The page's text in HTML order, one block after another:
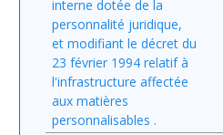
interne dotée de la
personnalité juridique,
et modifiant le décret du
23 février 1994 relatif à
l'infrastructure affectée
aux matières
personnalisables .